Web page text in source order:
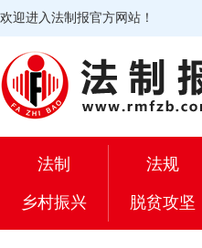
欢迎进入法制报官方网站！
法制 法规
乡村振兴 脱贫攻坚